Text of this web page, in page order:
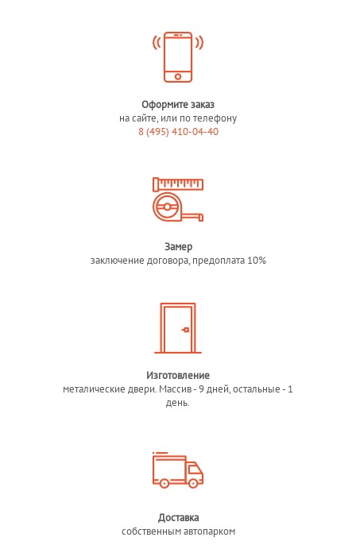
Оформите заказ
на сайте, или по телефону
8 (495) 410-04-40
Замер
заключение договора, предоплата 10%
Изготовление
металические двери. Массив - 9 дней, остальные - 1
день.
Доставка
собственным автопарком